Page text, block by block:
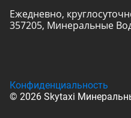
Ежедневно,
357205, Минеральные
© 2026 Skytaxi
Конфиденциальность